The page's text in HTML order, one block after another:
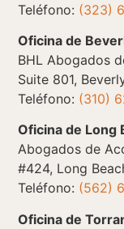
Teléfono: (323)
Oficina de
BHL Abogados
Suite 801,
Teléfono: (310)
Oficina de Long
Abogados de
#424, Long
Teléfono: (562)
Oficina de